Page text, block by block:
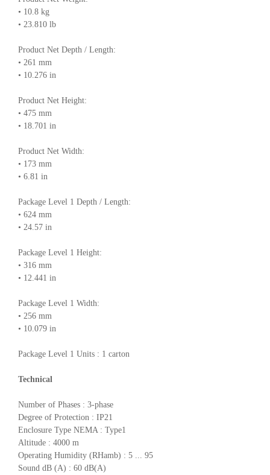
• 10.8 kg
• 23.810 lb
Product Net Depth / Length:
• 261 mm
• 10.276 in
Product Net Height:
• 475 mm
• 18.701 in
Product Net Width:
• 173 mm
• 6.81 in
Package Level 1 Depth / Length:
• 624 mm
• 24.57 in
Package Level 1 Height:
• 316 mm
• 12.441 in
Package Level 1 Width:
• 256 mm
• 10.079 in
Package Level 1 Units : 1 carton
Technical
Number of Phases : 3-phase
Degree of Protection : IP21
Enclosure Type NEMA : Type1
Altitude : 4000 m
Operating Humidity (RHamb) : 5 ... 95
Sound dB (A) : 60 dB(A)